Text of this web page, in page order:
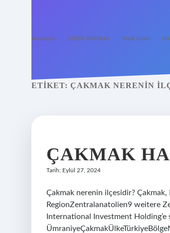
Anasayfa Gizlilik Politikası Yasal Uyarı
ETIKET: ÇAKMAK NERENIN
ÇAKMAK
Tarih: Eylül 27, 2024
Çakmak nerenin ilçesidir?
RegionZentralanatolien9 weitere
International Investment Holding’e